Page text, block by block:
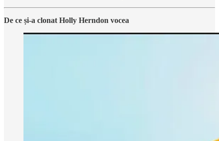
De ce și-a clonat Holly Herndon vocea